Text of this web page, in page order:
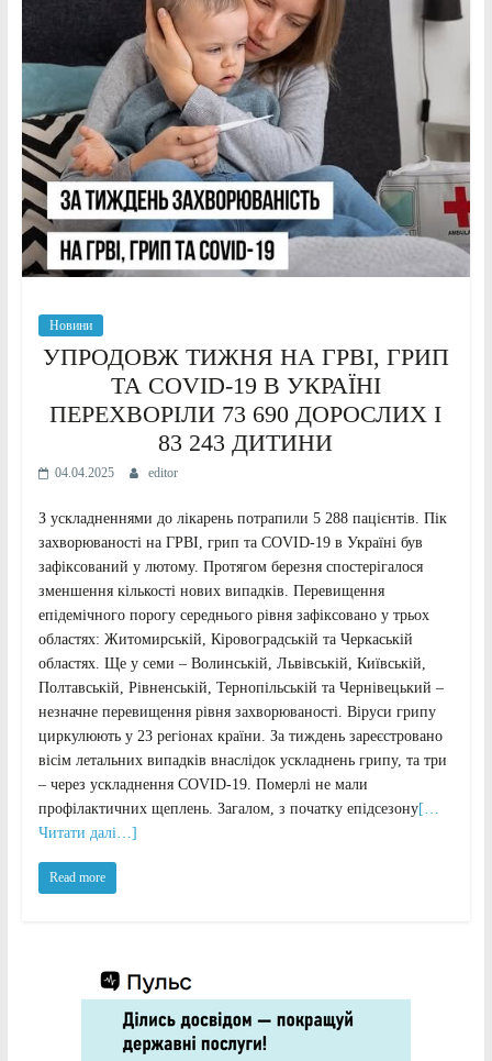
Новини
УПРОДОВЖ ТИЖНЯ НА ГРВІ, ГРИП
ТА COVID-19 В УКРАЇНІ
ПЕРЕХВОРІЛИ 73 690 ДОРОСЛИХ І
83 243 ДИТИНИ
04.04.2025 editor
З ускладненнями до лікарень потрапили 5 288 пацієнтів. Пік
захворюваності на ГРВІ, грип та COVID-19 в Україні був
зафіксований у лютому. Протягом березня спостерігалося
зменшення кількості нових випадків. Перевищення
епідемічного порогу середнього рівня зафіксовано у трьох
областях: Житомирській, Кіровоградській та Черкаській
областях. Ще у семи – Волинській, Львівській, Київській,
Полтавській, Рівненській, Тернопільській та Чернівецький –
незначне перевищення рівня захворюваності. Віруси грипу
циркулюють у 23 регіонах країни. За тиждень зареєстровано
вісім летальних випадків внаслідок ускладнень грипу, та три
– через ускладнення COVID-19. Померлі не мали
профілактичних щеплень. Загалом, з початку епідсезону[…
Читати далі…]
Read more